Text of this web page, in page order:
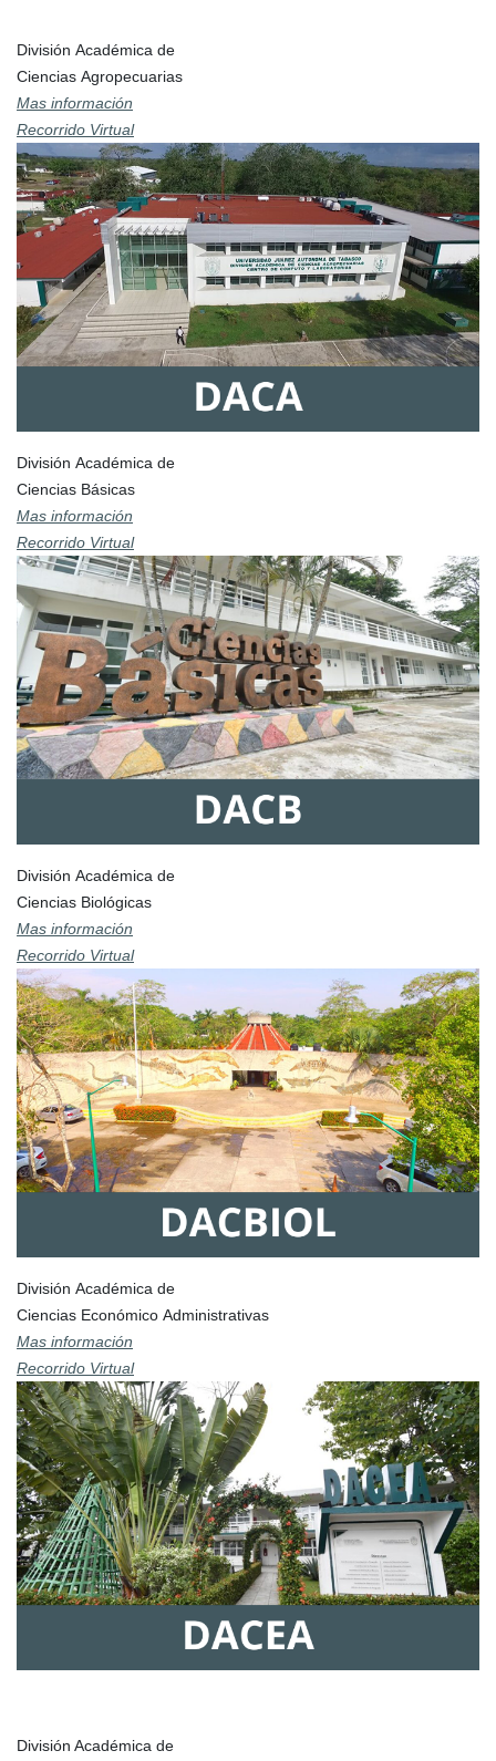
División Académica de
Ciencias Agropecuarias
Mas información
Recorrido Virtual
División Académica de
Ciencias Básicas
Mas información
Recorrido Virtual
División Académica de
Ciencias Biológicas
Mas información
Recorrido Virtual
División Académica de
Ciencias Económico Administrativas
Mas información
Recorrido Virtual
División Académica de